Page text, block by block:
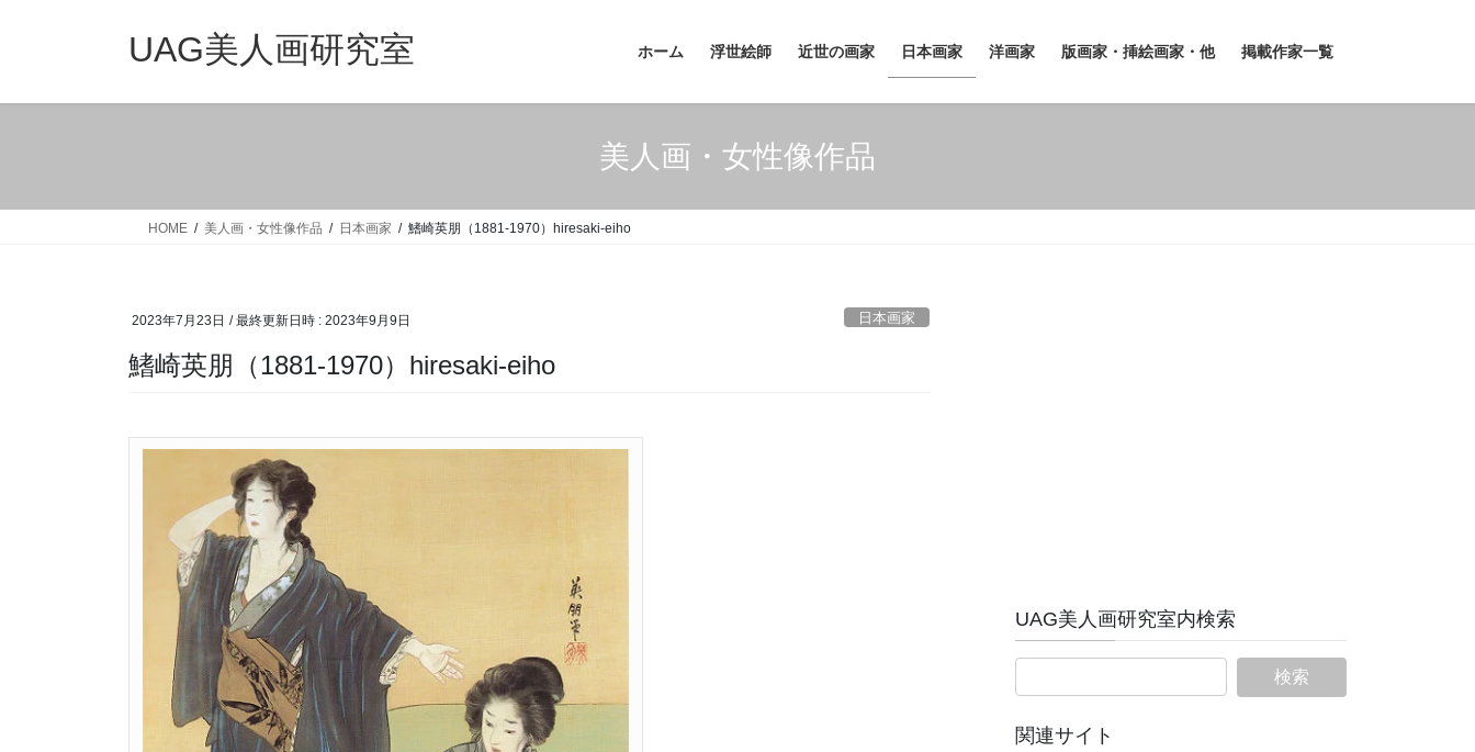
UAG美人画研究室 ホーム 浮世絵師 近世の画家 日本画家 洋画家 版画家・挿絵画家・他 掲載作家一覧
美人画・女性像作品
HOME 美人画・女性像作品 日本画家 鰭崎英朋（1881-1970）hiresaki-eiho
2023年7月23日 / 最終更新日時 : 2023年9月9日 日本画家
鰭崎英朋（1881-1970）hiresaki-eiho
UAG美人画研究室内検索
関連サイト